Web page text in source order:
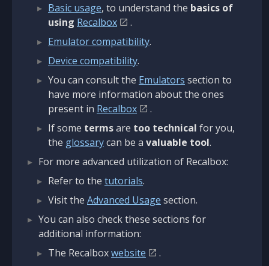
Basic usage, to understand the basics of
using Recalbox
.
Emulator compatibility.
Device compatibility.
You can consult the Emulators section to
have more information about the ones
present in Recalbox
.
If some termsare too technical for you,
the glossarycan be a valuable tool.
For more advanced utilization of Recalbox:
Refer to the tutorials.
Visit the Advanced Usage section.
You can also check these sections for
additional information:
The Recalboxwebsite
.